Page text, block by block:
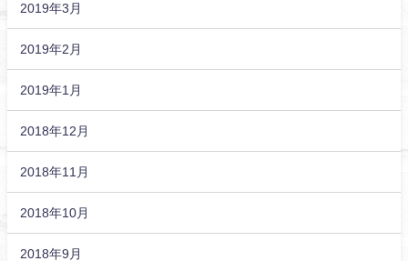
2019年3月
2019年2月
2019年1月
2018年12月
2018年11月
2018年10月
2018年9月